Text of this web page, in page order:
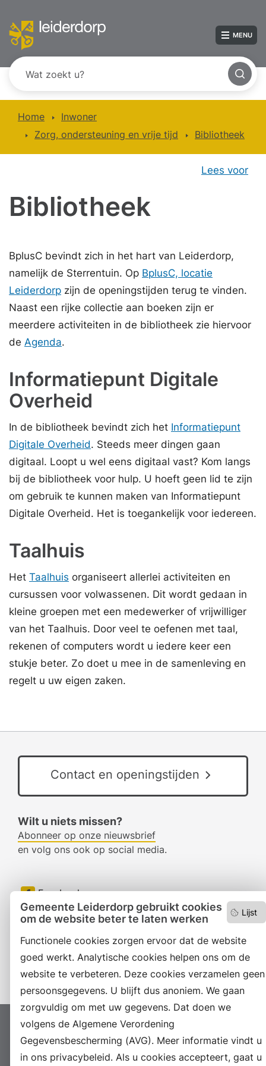
Lijst
Gemeente Leiderdorp gebruikt cookies
om de website beter te laten werken
Functionele cookies zorgen ervoor dat de website
goed werkt. Analytische cookies helpen ons om de
website te verbeteren. Deze cookies verzamelen geen
persoonsgegevens. U blijft dus anoniem. We gaan
zorgvuldig om met uw gegevens. Dat doen we
volgens de Algemene Verordening
Gegevensbescherming (AVG). Meer informatie vindt u
in ons privacybeleid. Als u cookies accepteert, gaat u
MENU
Home
Inwoner
Zorg, ondersteuning en vrije tijd
Bibliotheek
Lees voor
Bibliotheek
BplusC bevindt zich in het hart van Leiderdorp,
namelijk de Sterrentuin. Op BplusC, locatie
Leiderdorp zijn de openingstijden terug te vinden.
Naast een rijke collectie aan boeken zijn er
meerdere activiteiten in de bibliotheek zie hiervoor
de Agenda.
Informatiepunt Digitale
Overheid
In de bibliotheek bevindt zich het Informatiepunt
Digitale Overheid. Steeds meer dingen gaan
digitaal. Loopt u wel eens digitaal vast? Kom langs
bij de bibliotheek voor hulp. U hoeft geen lid te zijn
om gebruik te kunnen maken van Informatiepunt
Digitale Overheid. Het is toegankelijk voor iedereen.
Taalhuis
Het Taalhuis organiseert allerlei activiteiten en
cursussen voor volwassenen. Dit wordt gedaan in
kleine groepen met een medewerker of vrijwilliger
van het Taalhuis. Door veel te oefenen met taal,
rekenen of computers wordt u iedere keer een
stukje beter. Zo doet u mee in de samenleving en
regelt u uw eigen zaken.
Contact en openingstijden
Wilt u niets missen?
Abonneer op onze nieuwsbrief
en volg ons ook op social media.
Facebook
RSS
LinkedIn
Proclaimer Colofon
Toegankelijkheid
Sitemap
Privacyverklaring